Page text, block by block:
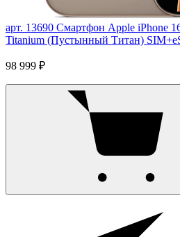
арт. 13690 Смартфон Apple iPhone
Titanium (Пустынный Титан)
98 999 ₽